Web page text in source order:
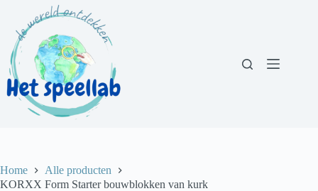
inhoud
Home
Alle producten
KORXX Form Starter bouwblokken van kurk